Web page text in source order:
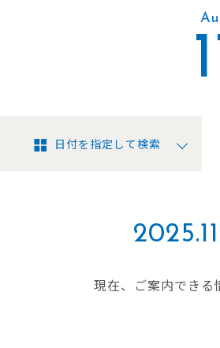
日付を指定して検索
現在、ご案内できる